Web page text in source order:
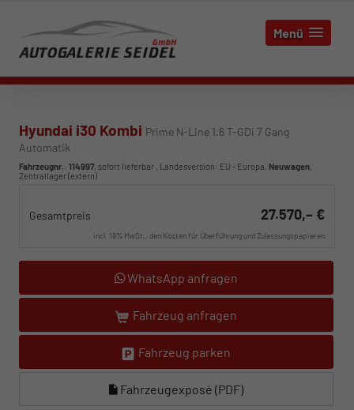
Menü
Hyundai i30 Kombi Prime N-Line 1.6 T-GDi 7 Gang
Automatik
Fahrzeugnr.: 114997, sofort lieferbar , Landesversion: EU - Europa, Neuwagen,
Zentrallager (extern)
Gesamtpreis 27.570,– €
incl. 19% MwSt., den Kosten für Überführung und Zulassungspapieren
WhatsApp anfragen
Fahrzeug anfragen
Fahrzeug parken
Fahrzeugexposé (PDF)